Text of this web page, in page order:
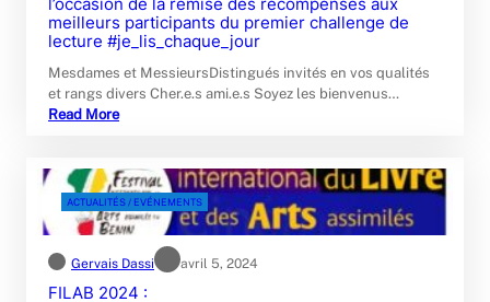
l’occasion de la remise des récompenses aux
meilleurs participants du premier challenge de
lecture #je_lis_chaque_jour
Mesdames et MessieursDistingués invités en vos qualités
et rangs divers Cher.e.s ami.e.s Soyez les bienvenus…
Read More
ACTUALITÉS / EVÉNEMENTS
Gervais Dassi avril 5, 2024
FILAB 2024 :